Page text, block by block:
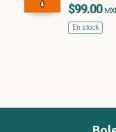
$99.00
En stock